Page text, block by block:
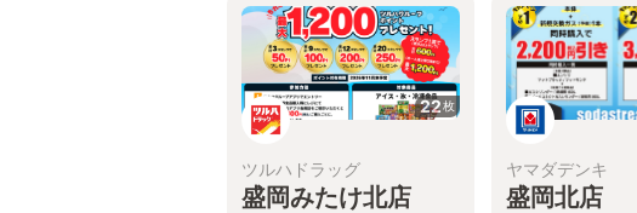
22枚
ツルハドラッグ
盛岡みたけ北店
ヤマダデンキ
盛岡北店